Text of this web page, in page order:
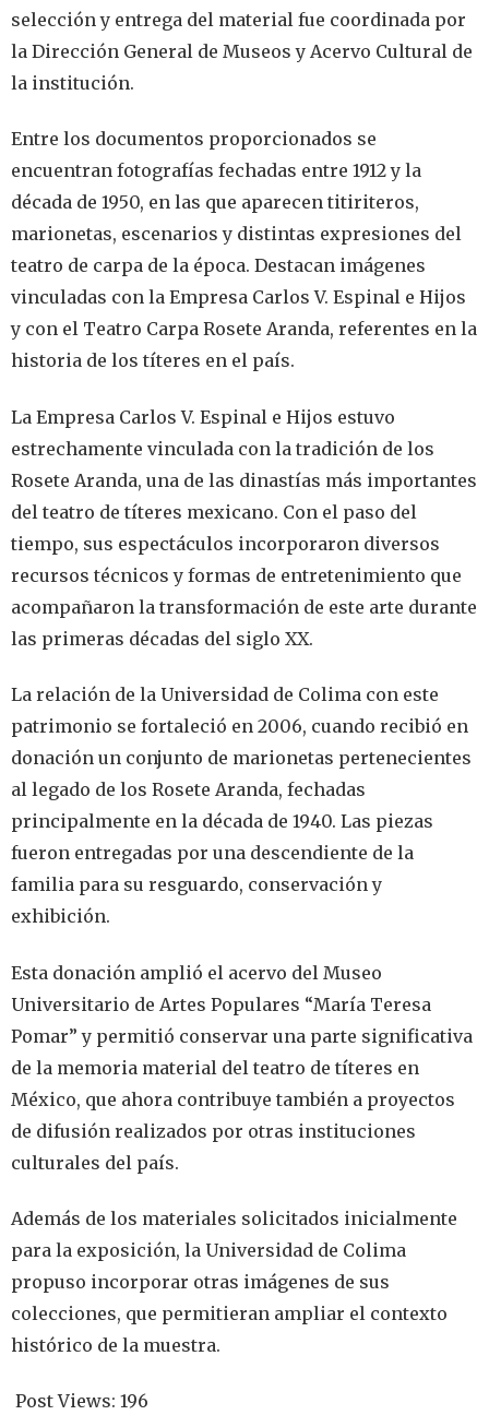
selección y entrega del material fue coordinada por
la Dirección General de Museos y Acervo Cultural de
la institución.
Entre los documentos proporcionados se
encuentran fotografías fechadas entre 1912 y la
década de 1950, en las que aparecen titiriteros,
marionetas, escenarios y distintas expresiones del
teatro de carpa de la época. Destacan imágenes
vinculadas con la Empresa Carlos V. Espinal e Hijos
y con el Teatro Carpa Rosete Aranda, referentes en la
historia de los títeres en el país.
La Empresa Carlos V. Espinal e Hijos estuvo
estrechamente vinculada con la tradición de los
Rosete Aranda, una de las dinastías más importantes
del teatro de títeres mexicano. Con el paso del
tiempo, sus espectáculos incorporaron diversos
recursos técnicos y formas de entretenimiento que
acompañaron la transformación de este arte durante
las primeras décadas del siglo XX.
La relación de la Universidad de Colima con este
patrimonio se fortaleció en 2006, cuando recibió en
donación un conjunto de marionetas pertenecientes
al legado de los Rosete Aranda, fechadas
principalmente en la década de 1940. Las piezas
fueron entregadas por una descendiente de la
familia para su resguardo, conservación y
exhibición.
Esta donación amplió el acervo del Museo
Universitario de Artes Populares “María Teresa
Pomar” y permitió conservar una parte significativa
de la memoria material del teatro de títeres en
México, que ahora contribuye también a proyectos
de difusión realizados por otras instituciones
culturales del país.
Además de los materiales solicitados inicialmente
para la exposición, la Universidad de Colima
propuso incorporar otras imágenes de sus
colecciones, que permitieran ampliar el contexto
histórico de la muestra.
Post Views: 196